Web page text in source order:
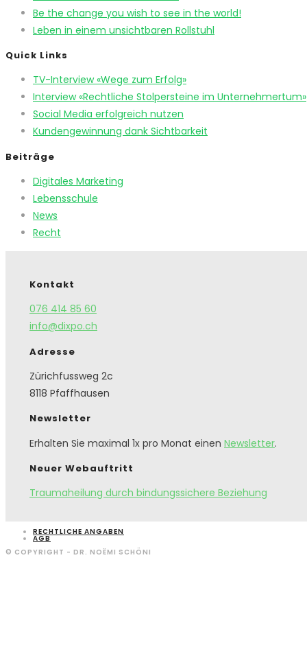
Be the change you wish to see in the world!
Leben in einem unsichtbaren Rollstuhl
Quick Links
TV-Interview «Wege zum Erfolg»
Interview «Rechtliche Stolpersteine im Unternehmertum»
Social Media erfolgreich nutzen
Kundengewinnung dank Sichtbarkeit
Beiträge
Digitales Marketing
Lebensschule
News
Recht
Kontakt
076 414 85 60
info@dixpo.ch
Adresse
Zürichfussweg 2c
8118 Pfaffhausen
Newsletter
Erhalten Sie maximal 1x pro Monat einen Newsletter.
Neuer Webauftritt
Traumaheilung durch bindungssichere Beziehung
RECHTLICHE ANGABEN
AGB
© COPYRIGHT - DR. NOËMI SCHÖNI